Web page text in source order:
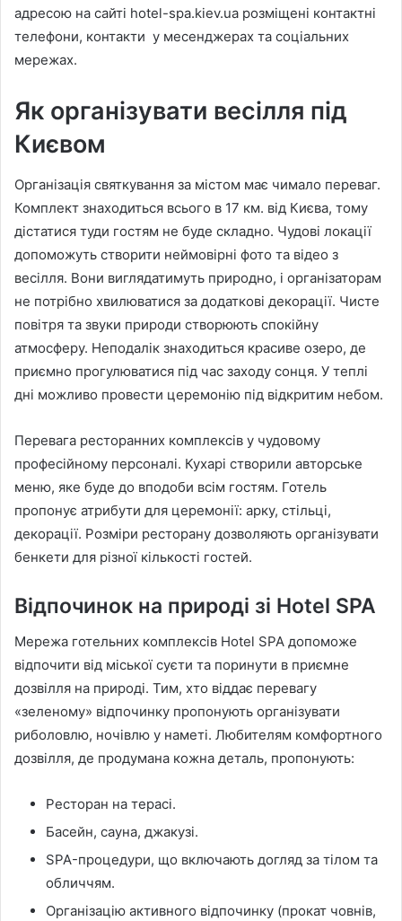
адресою на сайті hotel-spa.kiev.ua розміщені контактні
телефони, контакти у месенджерах та соціальних
мережах.
Як організувати весілля під
Києвом
Організація святкування за містом має чимало переваг.
Комплект знаходиться всього в 17 км. від Києва, тому
дістатися туди гостям не буде складно. Чудові локації
допоможуть створити неймовірні фото та відео з
весілля. Вони виглядатимуть природно, і організаторам
не потрібно хвилюватися за додаткові декорації. Чисте
повітря та звуки природи створюють спокійну
атмосферу. Неподалік знаходиться красиве озеро, де
приємно прогулюватися під час заходу сонця. У теплі
дні можливо провести церемонію під відкритим небом.
Перевага ресторанних комплексів у чудовому
професійному персоналі. Кухарі створили авторське
меню, яке буде до вподоби всім гостям. Готель
пропонує атрибути для церемонії: арку, стільці,
декорації. Розміри ресторану дозволяють організувати
бенкети для різної кількості гостей.
Відпочинок на природі зі Hotel SPA
Мережа готельних комплексів Hotel SPA допоможе
відпочити від міської суєти та поринути в приємне
дозвілля на природі. Тим, хто віддає перевагу
«зеленому» відпочинку пропонують організувати
риболовлю, ночівлю у наметі. Любителям комфортного
дозвілля, де продумана кожна деталь, пропонують:
Ресторан на терасі.
Басейн, сауна, джакузі.
SPA-процедури, що включають догляд за тілом та
обличчям.
Організацію активного відпочинку (прокат човнів,